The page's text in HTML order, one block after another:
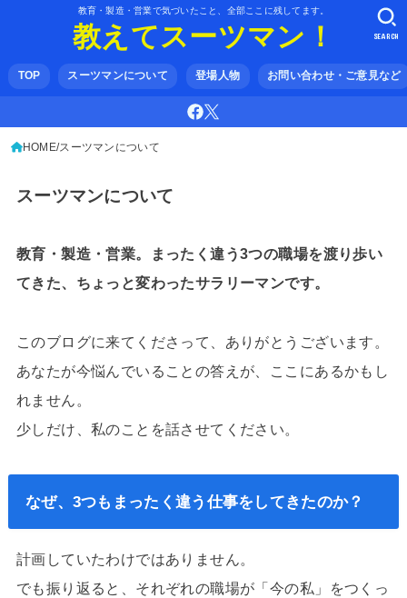
教育・製造・営業で気づいたこと、全部ここに残してます。
教えてスーツマン！
TOP スーツマンについて 登場人物 お問い合わせ・ご意見など
SEARCH
HOME スーツマンについて
スーツマンについて
教育・製造・営業。まったく違う3つの職場を渡り歩い
てきた、ちょっと変わったサラリーマンです。
このブログに来てくださって、ありがとうございます。
あなたが今悩んでいることの答えが、ここにあるかもし
れません。
少しだけ、私のことを話させてください。
なぜ、3つもまったく違う仕事をしてきたのか？
計画していたわけではありません。
でも振り返ると、それぞれの職場が「今の私」をつくっ